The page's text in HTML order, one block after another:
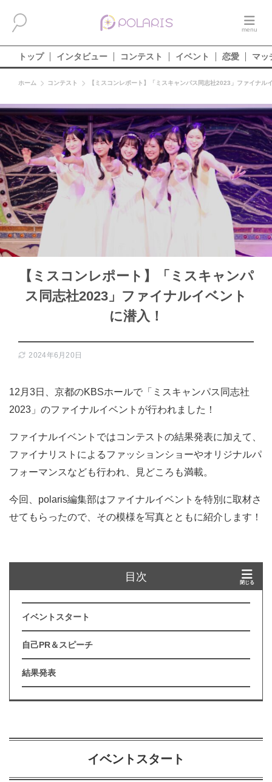
トップ インタビュー コンテスト イベント 恋愛 マッ
ホーム コンテスト 【ミスコンレポート】「ミスキャンパス同志社2023」ファイナル
【ミスコンレポート】「ミスキャンパ
ス同志社2023」ファイナルイベント
に潜入！
2024年6月20日
12月3日、京都のKBSホールで「ミスキャンパス同志社
2023」のファイナルイベントが行われました！
ファイナルイベントではコンテストの結果発表に加えて、
ファイナリストによるファッションショーやオリジナルパ
フォーマンスなども行われ、見どころも満載。
今回、polaris編集部はファイナルイベントを特別に取材さ
せてもらったので、その模様を写真とともに紹介します！
目次
イベントスタート
自己PR＆スピーチ
結果発表
イベントスタート